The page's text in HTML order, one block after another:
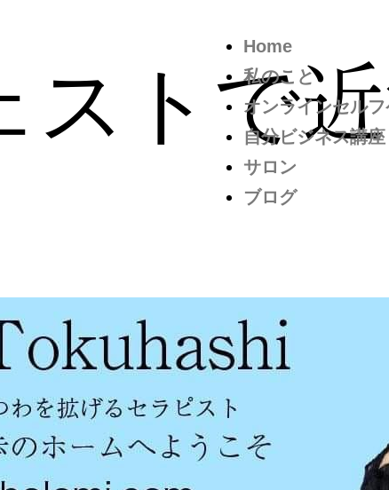
Home
私のこと
オンラインセル
自分ビジネス講座
サロン
ブログ
ストで